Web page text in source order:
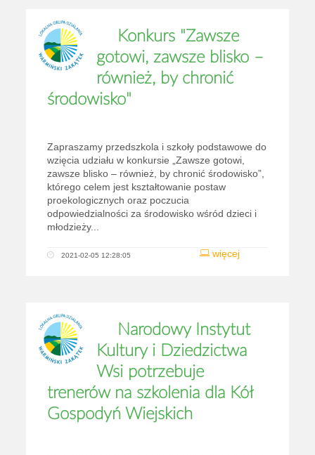
Konkurs "Zawsze
gotowi, zawsze blisko –
również, by chronić
środowisko"
Zapraszamy przedszkola i szkoły podstawowe do
wzięcia udziału w konkursie „Zawsze gotowi,
zawsze blisko – również, by chronić środowisko”,
którego celem jest kształtowanie postaw
proekologicznych oraz poczucia
odpowiedzialności za środowisko wśród dzieci i
młodzieży...
więcej
2021-02-05 12:28:05
Narodowy Instytut
Kultury i Dziedzictwa
Wsi potrzebuje
trenerów na szkolenia dla Kół
Gospodyń Wiejskich